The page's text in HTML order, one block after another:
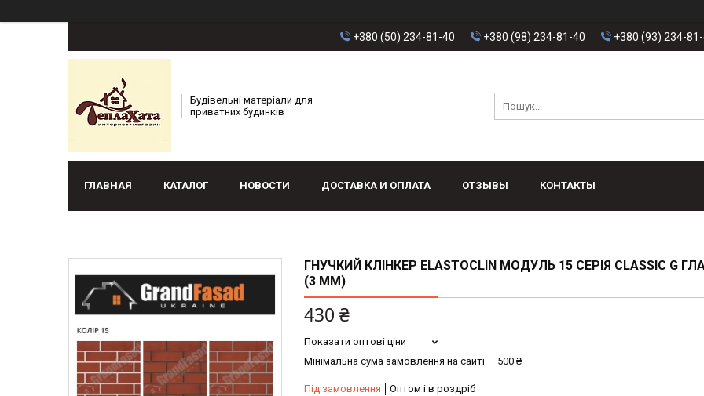
+380 (50) 234-81-40 +380 (98) 234-81-40 +380 (93) 234-
Будівельні матеріали для
приватних будинків
ГЛАВНАЯ КАТАЛОГ НОВОСТИ ДОСТАВКА И ОПЛАТА ОТЗЫВЫ КОНТАКТЫ
ГНУЧКИЙ КЛІНКЕР ELASTOCLIN МОДУЛЬ 15 СЕРІЯ CLASSIC G
(3 ММ)
430 ₴
Показати оптові ціни
Мінімальна сума замовлення на сайті — 500 ₴
Під замовлення
Оптом і в роздріб